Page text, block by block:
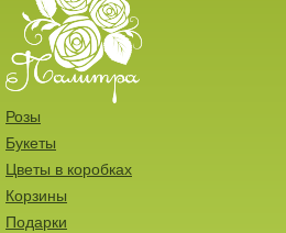
Розы
Букеты
Цветы в коробках
Корзины
Подарки